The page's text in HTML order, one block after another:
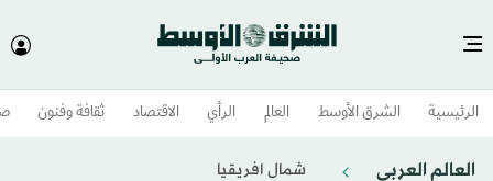
الرئيسية الشرق الأوسط​ العالم الرأي الاقتصاد ثقافة وفنون
العالم العربي شمال افريقيا